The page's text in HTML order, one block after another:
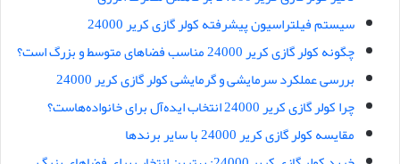
ل
سیستم فیلتراسیون پیشرفته کولر گازی کریر 24000
چگونه کولر گازی کریر 24000 مناسب فضاهای متوسط و بزرگ است؟
بررسی عملکرد سرمایشی و گرمایشی کولر گازی کریر 24000
چرا کولر گازی کریر 24000 انتخاب ایده‌آل برای خانواده‌هاست؟
مقایسه کولر گازی کریر 24000 با سایر برندها